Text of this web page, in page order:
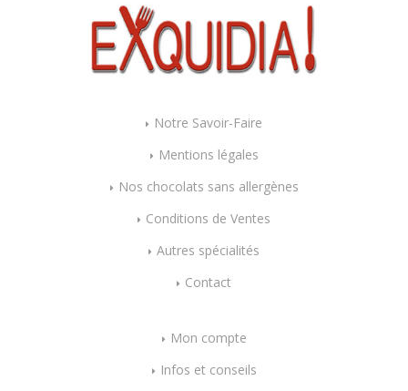
Notre Savoir-Faire
Mentions légales
Nos chocolats sans allergènes
Conditions de Ventes
Autres spécialités
Contact
Mon compte
Infos et conseils